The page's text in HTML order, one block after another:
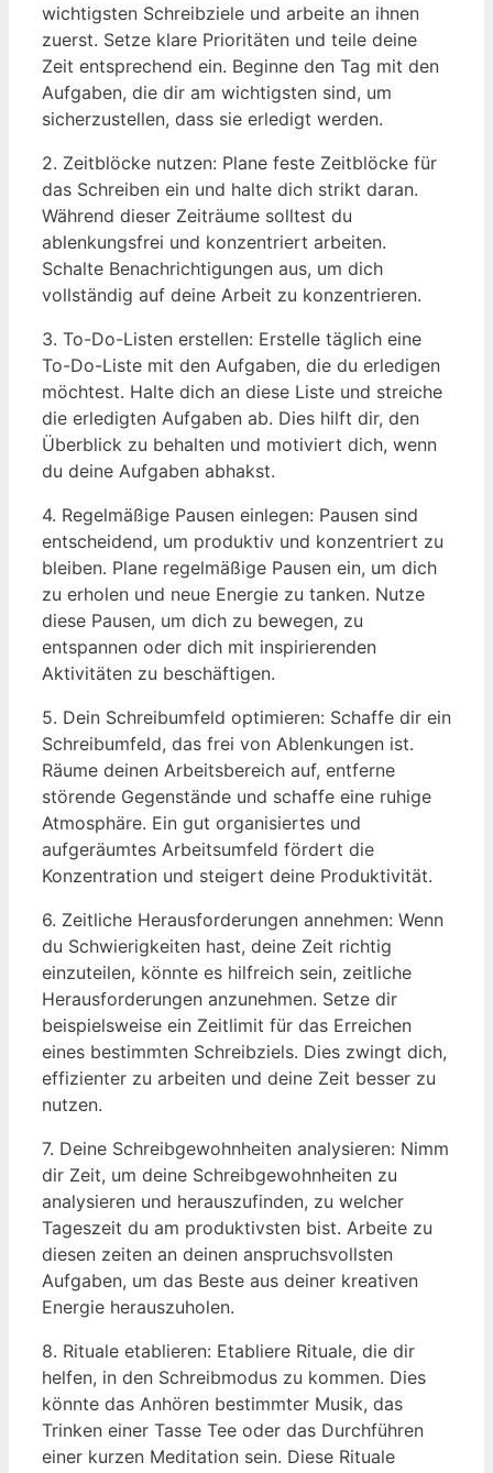
wichtigsten Schreibziele und arbeite an ihnen
zuerst. Setze klare Prioritäten und teile deine
Zeit entsprechend ein. Beginne den Tag mit den
Aufgaben, die dir am wichtigsten sind, um
sicherzustellen, dass sie erledigt werden.
2. Zeitblöcke nutzen: Plane feste Zeitblöcke für
das Schreiben ein und halte dich strikt daran.
Während dieser Zeiträume solltest du
ablenkungsfrei und konzentriert arbeiten.
Schalte Benachrichtigungen aus, um dich
vollständig auf deine Arbeit zu konzentrieren.
3. To-Do-Listen erstellen: Erstelle täglich eine
To-Do-Liste mit den Aufgaben, die du erledigen
möchtest. Halte dich an diese Liste und streiche
die erledigten Aufgaben ab. Dies hilft dir, den
Überblick zu behalten und motiviert dich, wenn
du deine Aufgaben abhakst.
4. Regelmäßige Pausen einlegen: Pausen sind
entscheidend, um produktiv und konzentriert zu
bleiben. Plane regelmäßige Pausen ein, um dich
zu erholen und neue Energie zu tanken. Nutze
diese Pausen, um dich zu bewegen, zu
entspannen oder dich mit inspirierenden
Aktivitäten zu beschäftigen.
5. Dein Schreibumfeld optimieren: Schaffe dir ein
Schreibumfeld, das frei von Ablenkungen ist.
Räume deinen Arbeitsbereich auf, entferne
störende Gegenstände und schaffe eine ruhige
Atmosphäre. Ein gut organisiertes und
aufgeräumtes Arbeitsumfeld fördert die
Konzentration und steigert deine Produktivität.
6. Zeitliche Herausforderungen annehmen: Wenn
du Schwierigkeiten hast, deine Zeit richtig
einzuteilen, könnte es hilfreich sein, zeitliche
Herausforderungen anzunehmen. Setze dir
beispielsweise ein Zeitlimit für das Erreichen
eines bestimmten Schreibziels. Dies zwingt dich,
effizienter zu arbeiten und deine Zeit besser zu
nutzen.
7. Deine Schreibgewohnheiten analysieren: Nimm
dir Zeit, um deine Schreibgewohnheiten zu
analysieren und herauszufinden, zu welcher
Tageszeit du am produktivsten bist. Arbeite zu
diesen zeiten an deinen anspruchsvollsten
Aufgaben, um das Beste aus deiner kreativen
Energie herauszuholen.
8. Rituale etablieren: Etabliere Rituale, die dir
helfen, in den Schreibmodus zu kommen. Dies
könnte das Anhören bestimmter Musik, das
Trinken einer Tasse Tee oder das Durchführen
einer kurzen Meditation sein. Diese Rituale